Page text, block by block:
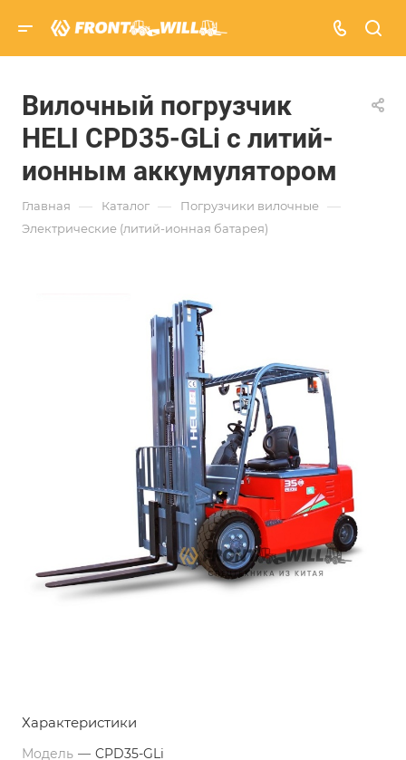
Вилочный погрузчик
HELI CPD35-GLi с литий-
ионным аккумулятором
Главная — Каталог — Погрузчики вилочные —
Электрические (литий-ионная батарея)
Характеристики
Модель — CPD35-GLi